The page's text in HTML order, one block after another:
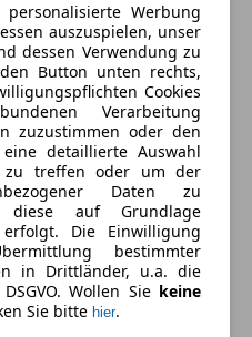
Werbung
auszuspielen, unser
dessen Verwendung zu
Button unten rechts,
Cookies
Verarbeitung
zuzustimmen oder den
detaillierte Auswahl
zu treffen oder um der
Daten zu
diese auf Grundlage
Die Einwilligung
bestimmter
in Drittländer, u.a. die
Wollen Sie keine
Sie bitte hier.